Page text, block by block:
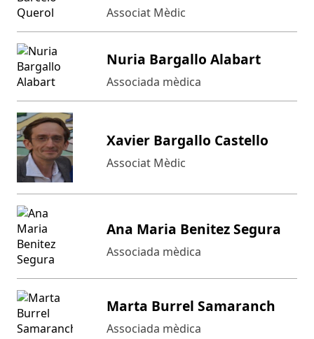
Associat Mèdic
Nuria Bargallo Alabart
Associada mèdica
Xavier Bargallo Castello
Associat Mèdic
Ana Maria Benitez Segura
Associada mèdica
Marta Burrel Samaranch
Associada mèdica